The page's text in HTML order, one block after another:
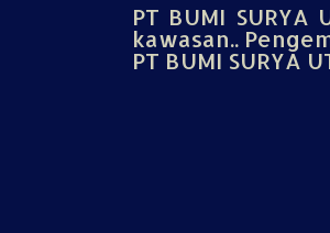
PT BUMI
kawasan..
PT BUMI